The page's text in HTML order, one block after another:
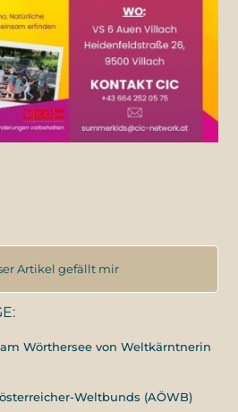
Artikel gefällt mir
Wörthersee von Weltkärntnerin
Weltbunds (AÖWB)